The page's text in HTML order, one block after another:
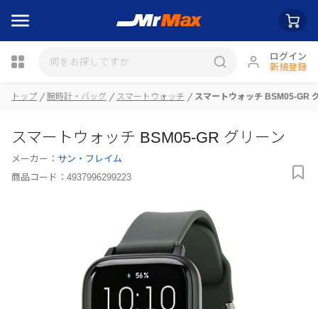
ログイン
新規登録
トップ 腕時計・バッグ スマートウォッチ スマートウォッチ BSM05-GR
スマートウォッチ BSM05-GR グリーン
メーカー： サン・フレイム
商品コード： 4937996299223